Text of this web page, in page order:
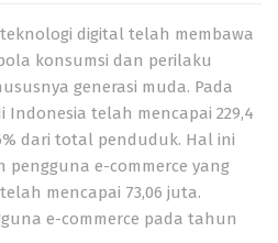
digital telah membawa
konsumsi dan perilaku
generasi muda. Pada
Indonesia telah mencapai 229,4
dari total penduduk. Hal ini
e-commerce yang
mencapai 73,06 juta.
e-commerce pada tahun